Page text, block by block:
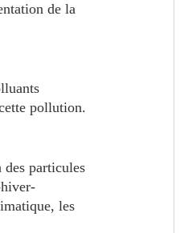
de la
pollution.
des particules
les